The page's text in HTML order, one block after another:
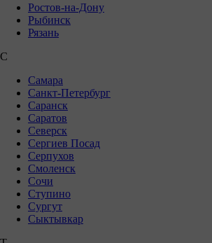
Ростов-на-Дону
Рыбинск
Рязань
С
Самара
Санкт-Петербург
Саранск
Саратов
Северск
Сергиев Посад
Серпухов
Смоленск
Сочи
Ступино
Сургут
Сыктывкар